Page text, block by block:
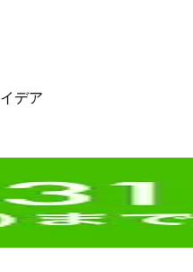
デア